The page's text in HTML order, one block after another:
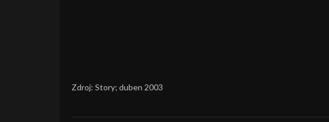
Zdroj: Story; duben 2003